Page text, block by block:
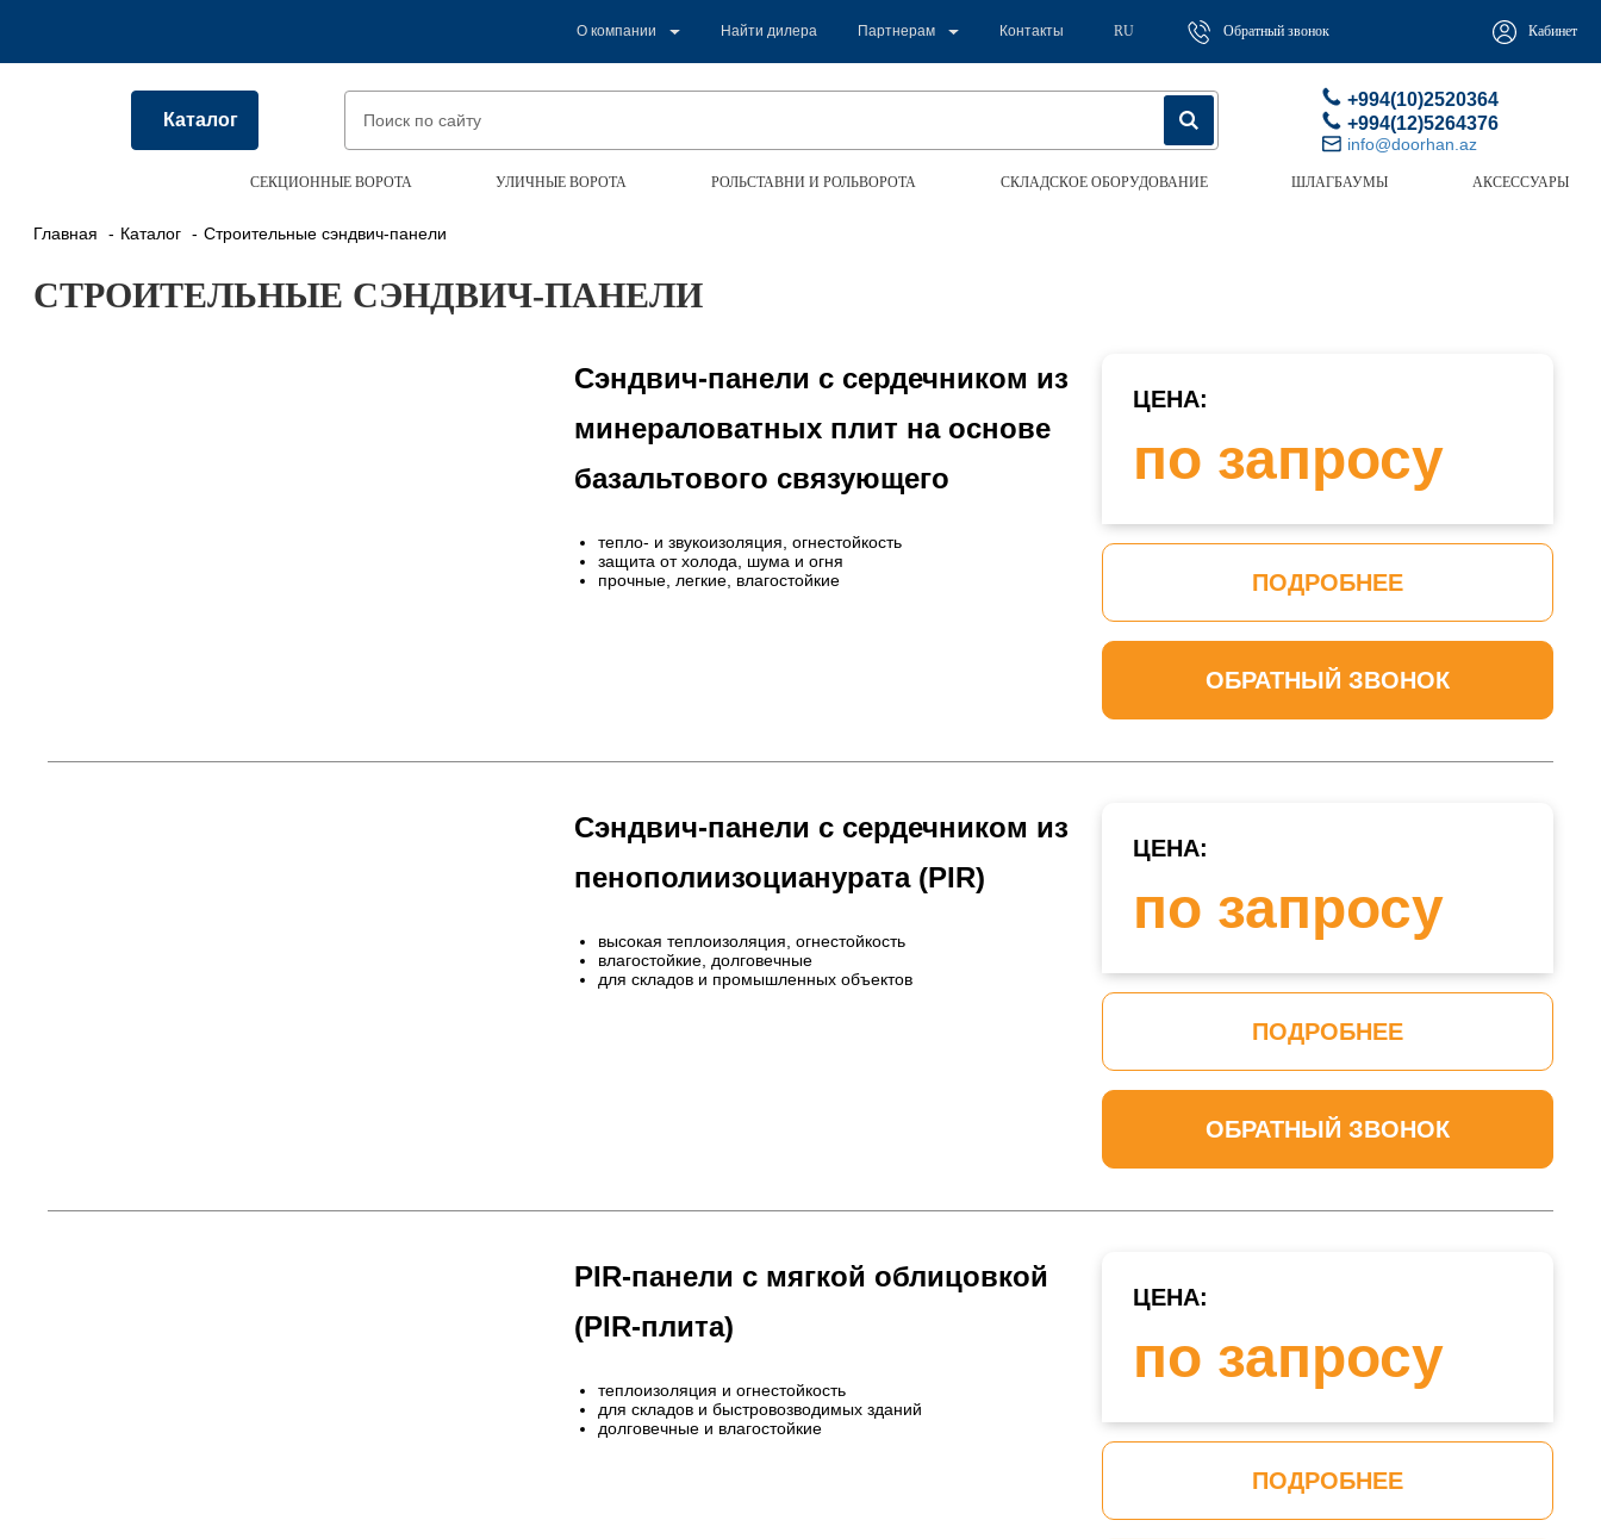
О компании Найти дилера Партнерам Контакты RU Обратный звонок Кабинет
Каталог
+994(10)2520364
+994(12)5264376
info@doorhan.az
СЕКЦИОННЫЕ ВОРОТА УЛИЧНЫЕ ВОРОТА РОЛЬСТАВНИ И РОЛЬВОРОТА СКЛАДСКОЕ ОБОРУДОВАНИЕ ШЛАГБАУМЫ АКСЕССУАРЫ
Главная Каталог Строительные сэндвич-панели
СТРОИТЕЛЬНЫЕ СЭНДВИЧ-ПАНЕЛИ
Сэндвич-панели с сердечником из
минераловатных плит на основе
базальтового связующего
тепло- и звукоизоляция, огнестойкость
защита от холода, шума и огня
прочные, легкие, влагостойкие
ЦЕНА:
по запросу
ПОДРОБНЕЕ
ОБРАТНЫЙ ЗВОНОК
Сэндвич-панели с сердечником из
пенополиизоцианурата (PIR)
высокая теплоизоляция, огнестойкость
влагостойкие, долговечные
для складов и промышленных объектов
ЦЕНА:
по запросу
ПОДРОБНЕЕ
ОБРАТНЫЙ ЗВОНОК
PIR-панели с мягкой облицовкой
(PIR-плита)
теплоизоляция и огнестойкость
для складов и быстровозводимых зданий
долговечные и влагостойкие
ЦЕНА:
по запросу
ПОДРОБНЕЕ